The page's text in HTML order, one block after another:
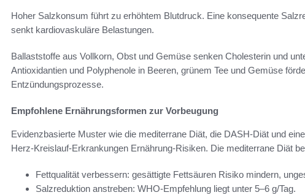
Hoher Salzkonsum führt zu erhöhtem Blutdruck. Eine konsequente
senkt kardiovaskuläre Belastungen.
Ballaststoffe aus Vollkorn, Obst und Gemüse senken Cholesterin und
Antioxidantien und Polyphenole in Beeren, grünem Tee und Gemüse
Entzündungsprozesse.
Empfohlene Ernährungsformen zur Vorbeugung
Evidenzbasierte Muster wie die mediterrane Diät, die DASH-Diät und
Herz-Kreislauf-Erkrankungen Ernährung-Risiken. Die mediterrane Diät
Fettqualität verbessern: gesättigte Fettsäuren Risiko mindern,
Salzreduktion anstreben: WHO-Empfehlung liegt unter 5–6 g/Tag.